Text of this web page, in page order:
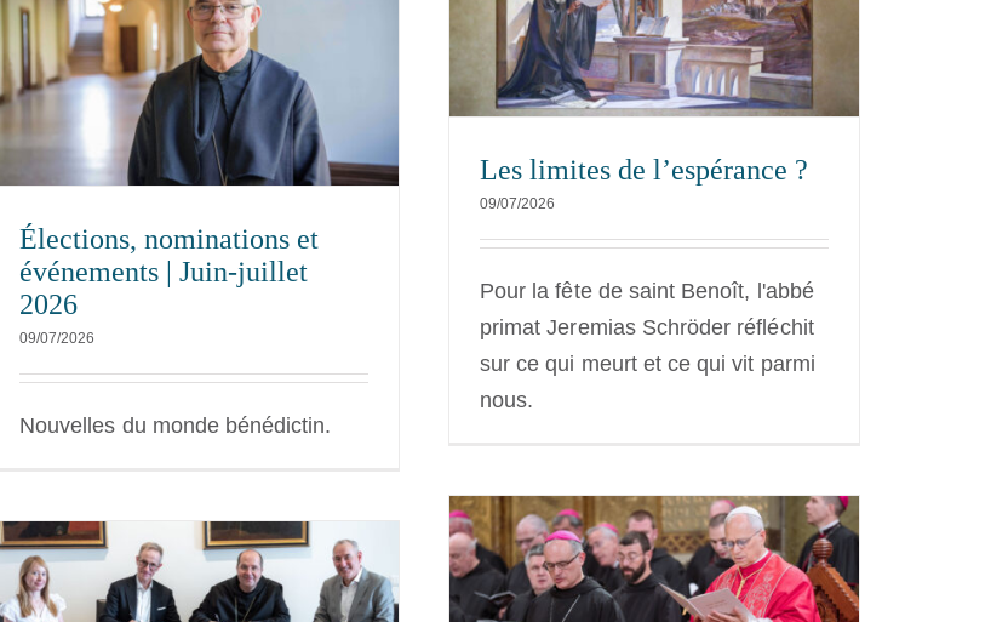
Les limites de l’espérance ?
NEXUS
Les limites de l’espérance ?
09/07/2026
Pour la fête de saint Benoît, l'abbé
primat Jeremias Schröder réfléchit
sur ce qui meurt et ce qui vit parmi
nous.
Élections, nominations et
événements | Juin-juillet
2026
09/07/2026
Nouvelles du monde bénédictin.
Moments bénédictins lors de la